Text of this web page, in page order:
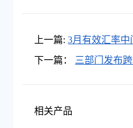
上一篇: 3月有效汇率
口企业要关注！
下一篇：
三部门发布
相关产品